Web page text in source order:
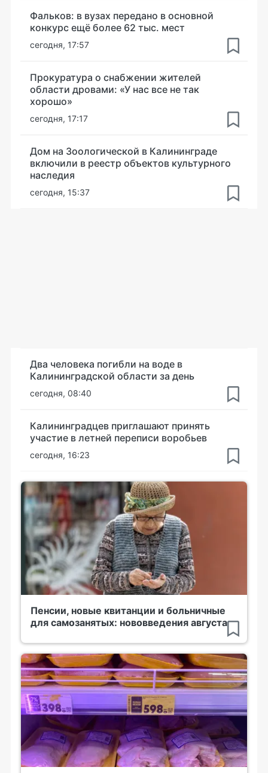
Фальков: в вузах передано в основной
конкурс ещё более 62 тыс. мест
сегодня, 17:57
Прокуратура о снабжении жителей
области дровами: «У нас все не так
хорошо»
сегодня, 17:17
Дом на Зоологической в Калининграде
включили в реестр объектов культурного
наследия
сегодня, 15:37
Два человека погибли на воде в
Калининградской области за день
сегодня, 08:40
Калининградцев приглашают принять
участие в летней переписи воробьев
сегодня, 16:23
Пенсии, новые квитанции и больничные
для самозанятых: нововведения августа